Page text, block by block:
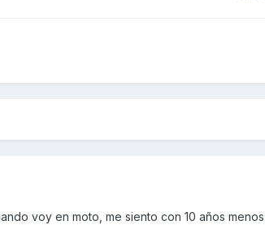
voy en moto, me siento con 10 años